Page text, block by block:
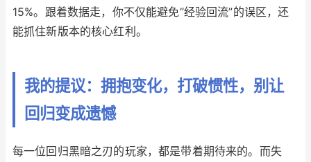
15%。跟着数据走，你不仅能避免“经验回流”的误区，还
能抓住新版本的核心红利。
我的提议：拥抱变化，打破惯性，别让
回归变成遗憾
每一位回归黑暗之刃的玩家，都是带着期待来的。而失